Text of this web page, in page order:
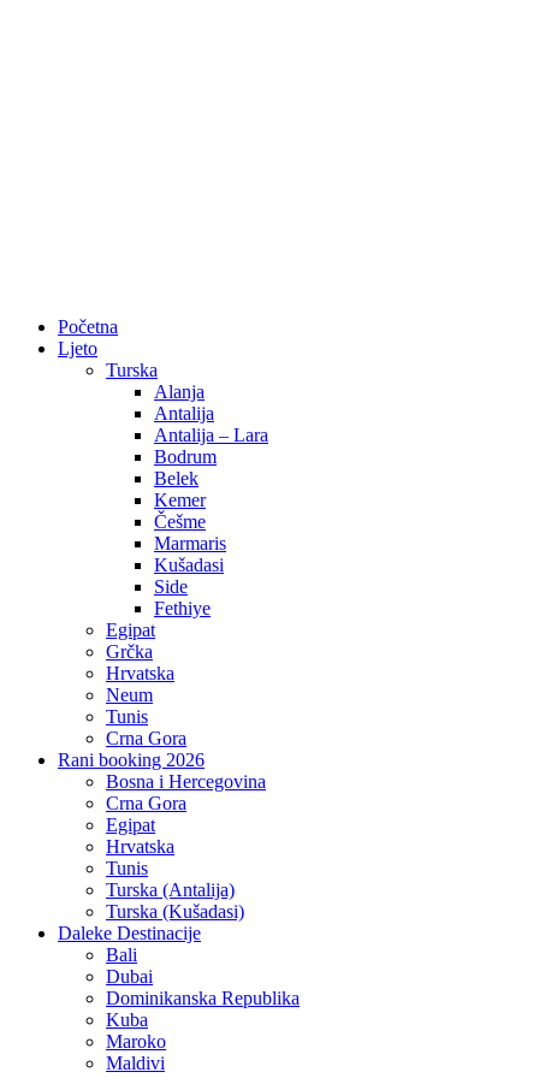
Početna
Ljeto
Turska
Alanja
Antalija
Antalija – Lara
Bodrum
Belek
Kemer
Češme
Marmaris
Kušadasi
Side
Fethiye
Egipat
Grčka
Hrvatska
Neum
Tunis
Crna Gora
Rani booking 2026
Bosna i Hercegovina
Crna Gora
Egipat
Hrvatska
Tunis
Turska (Antalija)
Turska (Kušadasi)
Daleke Destinacije
Bali
Dubai
Dominikanska Republika
Kuba
Maroko
Maldivi